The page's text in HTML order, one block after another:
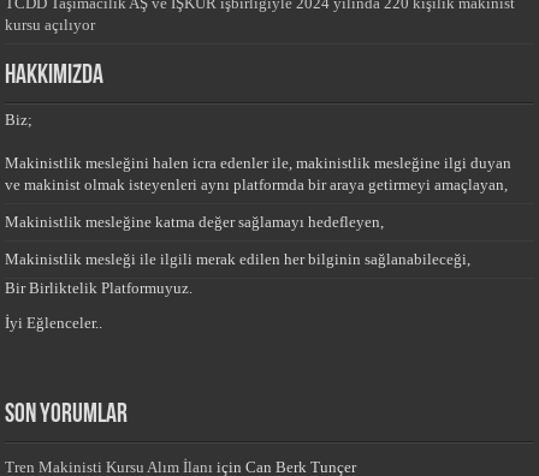
kursu açılıyor
HAKKIMIZDA
Biz;
Makinistlik mesleğini halen icra edenler ile, makinistlik mesleğine ilgi duyan
ve makinist olmak isteyenleri aynı platformda bir araya getirmeyi amaçlayan,
Makinistlik mesleğine katma değer sağlamayı hedefleyen,
Makinistlik mesleği ile ilgili merak edilen her bilginin sağlanabileceği,
Bir Birliktelik Platformuyuz.
İyi Eğlenceler..
Son yorumlar
Tren Makinisti Kursu Alım İlanı içinCan Berk Tunçer